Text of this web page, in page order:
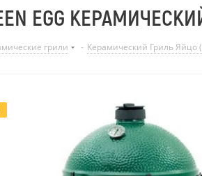
EGG
грили - Керамический Гриль Яйцо